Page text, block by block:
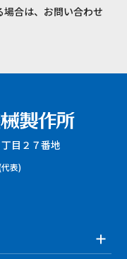
合は、お問い合わせ
目２７番地
表)